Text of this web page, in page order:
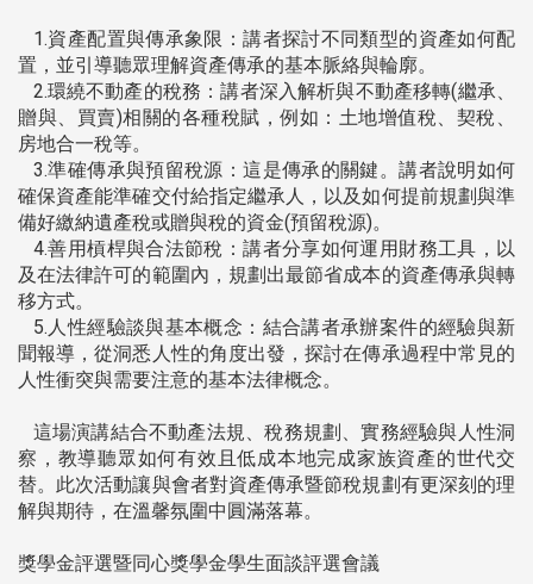
1.資產配置與傳承象限：講者探討不同類型的資產如何配
置，並引導聽眾理解資產傳承的基本脈絡與輪廓。
2.環繞不動產的稅務：講者深入解析與不動產移轉(繼承、
贈與、買賣)相關的各種稅賦，例如：土地增值稅、契稅、
房地合一稅等。
3.準確傳承與預留稅源：這是傳承的關鍵。講者說明如何
確保資產能準確交付給指定繼承人，以及如何提前規劃與準
備好繳納遺產稅或贈與稅的資金(預留稅源)。
4.善用槓桿與合法節稅：講者分享如何運用財務工具，以
及在法律許可的範圍內，規劃出最節省成本的資產傳承與轉
移方式。
5.人性經驗談與基本概念：結合講者承辦案件的經驗與新
聞報導，從洞悉人性的角度出發，探討在傳承過程中常見的
人性衝突與需要注意的基本法律概念。
這場演講結合不動產法規、稅務規劃、實務經驗與人性洞
察，教導聽眾如何有效且低成本地完成家族資產的世代交
替。此次活動讓與會者對資產傳承暨節稅規劃有更深刻的理
解與期待，在溫馨氛圍中圓滿落幕。
獎學金評選暨同心獎學金學生面談評選會議